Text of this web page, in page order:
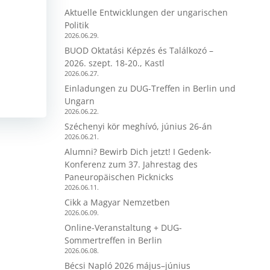
Aktuelle Entwicklungen der ungarischen
Politik
2026.06.29.
BUOD Oktatási Képzés és Találkozó –
2026. szept. 18-20., Kastl
2026.06.27.
Einladungen zu DUG-Treffen in Berlin und
Ungarn
2026.06.22.
Széchenyi kör meghívó, június 26-án
2026.06.21.
Alumni? Bewirb Dich jetzt! I Gedenk-
Konferenz zum 37. Jahrestag des
Paneuropäischen Picknicks
2026.06.11.
Cikk a Magyar Nemzetben
2026.06.09.
Online-Veranstaltung + DUG-
Sommertreffen in Berlin
2026.06.08.
Bécsi Napló 2026 május–június